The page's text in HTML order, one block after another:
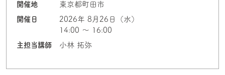
開催地
東京都町田市
開催日
2026年 8月26日（水）
14:00 〜 16:00
主担当講師
小林 拓弥